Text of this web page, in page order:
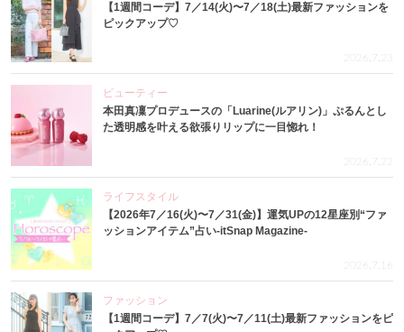
【1週間コーデ】7／14(火)〜7／18(土)最新ファッションを
ピックアップ♡
2026.7.23
ビューティー
本田真凜プロデュースの「Luarine(ルアリン)」ぷるんとし
た透明感を叶える欲張りリップに一目惚れ！
2026.7.22
ライフスタイル
【2026年7／16(火)〜7／31(金)】運気UPの12星座別“ファ
ッションアイテム”占い-itSnap Magazine-
2026.7.16
ファッション
【1週間コーデ】7／7(火)〜7／11(土)最新ファッションをピ